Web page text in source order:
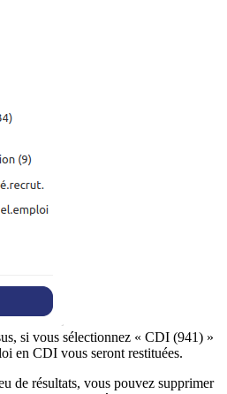
si vous sélectionnez « CDI (941) »
en CDI vous seront restituées.
de résultats, vous pouvez supprimer